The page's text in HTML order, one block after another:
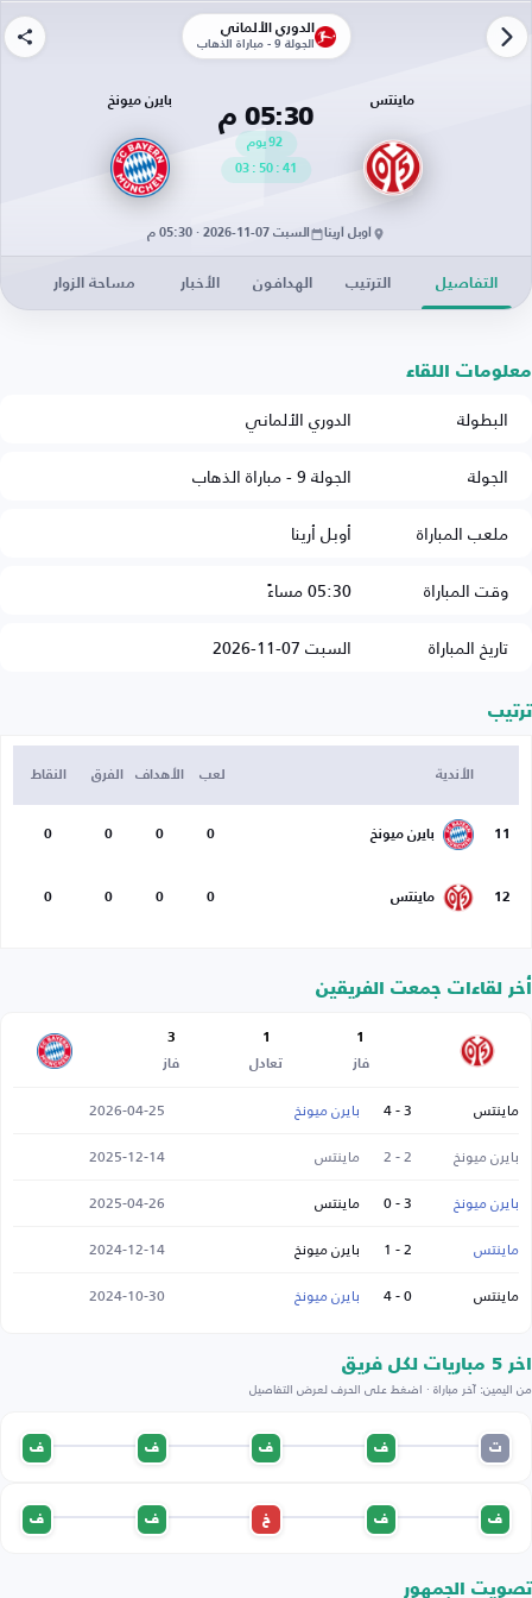
الدوري الألماني
الجولة 9 - مباراة الذهاب
ماينتس
05:30 م
92يوم
41
:
50
:
03
بايرن ميونخ
أوبل أرينا السبت 07-11-2026 · 05:30 م
التفاصيل الترتيب الهدافون الأخبار مساحة الزوار
معلومات اللقاء
البطولة
الدوري الألماني
الجولة
الجولة 9 - مباراة الذهاب
ملعب المباراة
أوبل أرينا
وقت المباراة
05:30 مساءً
تاريخ المباراة
السبت 07-11-2026
ترتيب
الأندية لعب الأهداف الفرق النقاط
11 بايرن ميونخ 0
0
0
0
12 ماينتس 0
0
0
0
أخر لقاءات جمعت الفريقين
1
فاز
1
تعادل
3
فاز
ماينتس 3 - 4 بايرن ميونخ
2026-04-25
بايرن ميونخ
2 - 2 ماينتس
2025-12-14
بايرن ميونخ
3 - 0 ماينتس
2025-04-26
ماينتس
2 - 1 بايرن ميونخ
2024-12-14
ماينتس
0 - 4 بايرن ميونخ 2024-10-30
اخر 5 مباريات لكل فريق
من اليمين: آخر مباراة · اضغط على الحرف لعرض التفاصيل
ت ف ف ف ف
ف ف خ ف ف
تصويت الجمهور